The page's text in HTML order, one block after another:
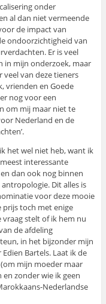
onder
al dan niet vermeende
de impact van
ondoorzichtigheid van
Er is veel
in mijn onderzoek, maar
van deze tieners
vrienden en Goede
nog voor een
om mij maar niet te
Nederland en de
het wel niet heb, want ik
interessante
dan ook nog binnen
Dit alles is
voor deze mooie
prijs toch met enige
stelt of ik hem nu
de afdeling
in het bijzonder mijn
Bartels. Laat ik de
mijn moeder maar
en zonder wie ik geen
Nederlandse